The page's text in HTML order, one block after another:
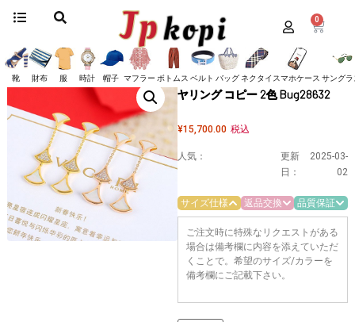
0
靴 財布 服 時計 帽子 マフラー ボトムス ベルト バッグネクタイ スマホケース サング
ホーム アクセサリー ブルガリ/ピアス / ブルガリ ディーヴァ ドリーム イヤ
リング コピー 2色 Bug28632
ブルガリ ディーヴァ ドリーム イ
ヤリング コピー 2色 Bug28632
¥15,700.00 税込
人気：
更新
日：
2025-03-
02
サイズ仕様 返品交換 品質保証
ご注文時に特殊なリクエストがある
場合は備考欄に内容を添えていただ
くことで。希望のサイズ/カラーを
備考欄にご記載下さい。